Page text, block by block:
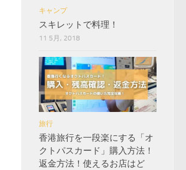
キャンプ
スキレットで料理！
11 5月, 2018
旅行
香港旅行を一段楽にする「オ
クトパスカード」購入方法！
返金方法！使えるお店はど